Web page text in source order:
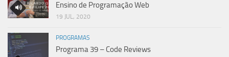
Ensino de Programação Web
19 JUL, 2020
PROGRAMAS
Programa 39 – Code Reviews